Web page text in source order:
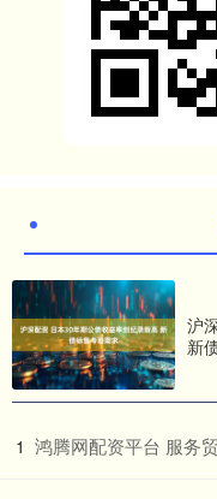
沪
新
1 鸿腾网配资平台 服务